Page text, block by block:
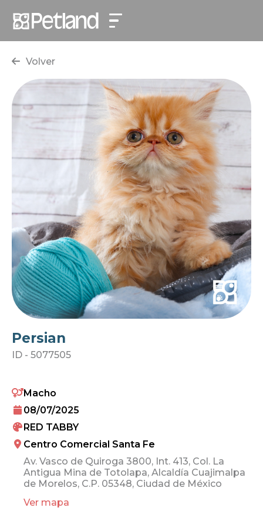
Volver
Persian
ID - 5077505
Macho
08/07/2025
RED TABBY
Centro Comercial Santa Fe
Av. Vasco de Quiroga 3800, Int. 413, Col. La
Antigua Mina de Totolapa, Alcaldía Cuajimalpa
de Morelos, C.P. 05348, Ciudad de México
Ver mapa